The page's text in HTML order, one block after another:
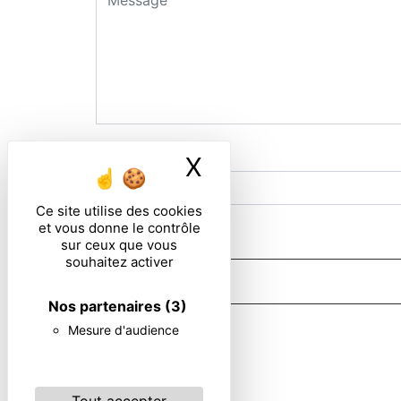
Ce site utilise des cookies
et vous donne le contrôle
sur ceux que vous
souhaitez activer
Nos partenaires (3)
Mesure d'audience
X Masquer le
Combien font six plus zero
En cochant cette case, j'accepte les
** Les données personnelles communiquées sont nécessaires
portabilité, de limitation, d’opposition, de retrait de votre